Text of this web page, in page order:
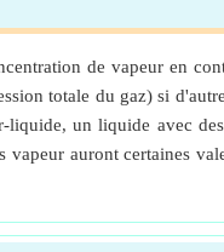
de vapeur en
totale du gaz) si
un liquide avec
auront certaines